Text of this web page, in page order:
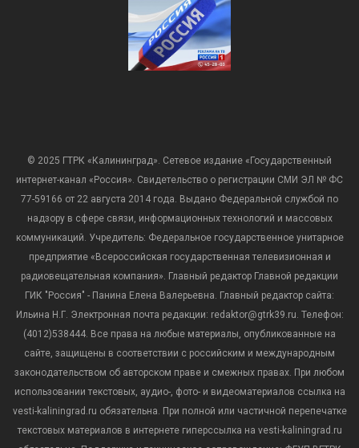
© 2025 ГТРК «Калининград». Сетевое издание «Государственный
интернет-канал «Россия». Свидетельство о регистрации СМИ ЭЛ № ФС
77-59166 от 22 августа 2014 года. Выдано Федеральной службой по
надзору в сфере связи, информационных технологий и массовых
коммуникаций. Учредитель: Федеральное государственное унитарное
предприятие «Всероссийская государственная телевизионная и
радиовещательная компания». Главный редактор Главной редакции
ГИК "Россия" - Панина Елена Валерьевна. Главный редактор сайта:
Ильина Н.Г. Электронная почта редакции: redaktor@gtrk39.ru. Телефон:
(4012)538444. Все права на любые материалы, опубликованные на
сайте, защищены в соответствии с российским и международным
законодательством об авторском праве и смежных правах. При любом
использовании текстовых, аудио-, фото- и видеоматериалов ссылка на
vesti-kaliningrad.ru обязательна. При полной или частичной перепечатке
текстовых материалов в интернете гиперссылка на vesti-kaliningrad.ru